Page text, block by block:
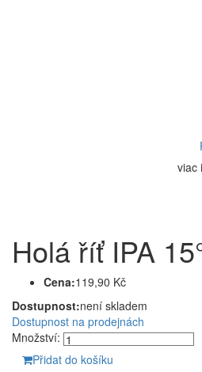
Holá říť IPA
Cena:119,90 Kč
Dostupnost:není skladem
Dostupnost na prodejnách
Množství:
Přidat do košíku
viac